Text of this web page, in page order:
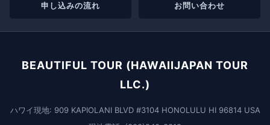
申し込みの流れ お問い合わせ
BEAUTIFUL TOUR (HAWAIIJAPAN TOUR
LLC.)
ハワイ現地: 909 KAPIOLANI BLVD #3104 HONOLULU HI 96814 USA